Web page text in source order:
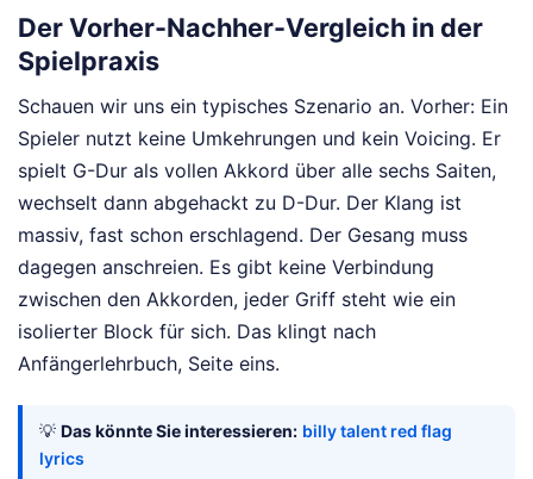
Der Vorher-Nachher-Vergleich in der
Spielpraxis
Schauen wir uns ein typisches Szenario an. Vorher: Ein
Spieler nutzt keine Umkehrungen und kein Voicing. Er
spielt G-Dur als vollen Akkord über alle sechs Saiten,
wechselt dann abgehackt zu D-Dur. Der Klang ist
massiv, fast schon erschlagend. Der Gesang muss
dagegen anschreien. Es gibt keine Verbindung
zwischen den Akkorden, jeder Griff steht wie ein
isolierter Block für sich. Das klingt nach
Anfängerlehrbuch, Seite eins.
💡 Das könnte Sie interessieren: billy talent red flag
lyrics